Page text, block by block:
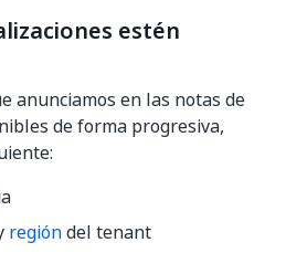
estén
anunciamos en las notas de
de forma progresiva,
regióndel tenant